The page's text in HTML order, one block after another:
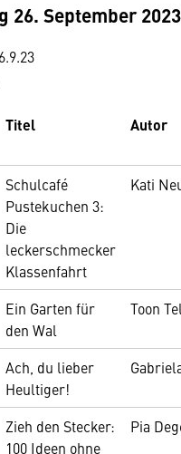
26. September 2023
Titel Autor
Schulcafé
Pustekuchen 3:
Die
leckerschmecker
Klassenfahrt
Kati
Ein Garten für
den Wal
Toon
Ach, du lieber
Heultiger!
Zieh den Stecker:
100 Ideen ohne
Pia